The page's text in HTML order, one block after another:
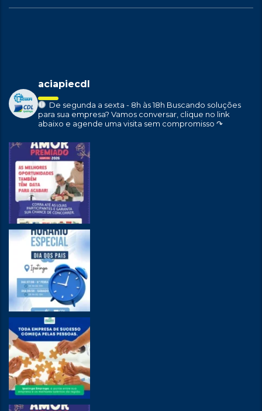
aciapiecdl
De segunda a sexta - 8h às 18h Buscando soluções
para sua empresa? Vamos conversar, clique no link
abaixo e agende uma visita sem compromisso ↷